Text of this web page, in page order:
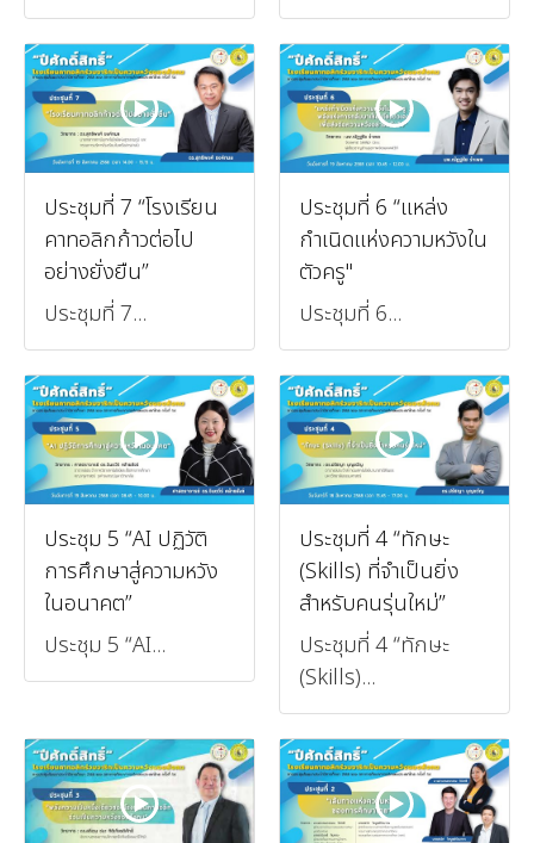
ประชุมที่ 7 “โรงเรียน
คาทอลิกก้าวต่อไป
อย่างยั่งยืน”
ประชุมที่ 7...
ประชุมที่ 6 “แหล่ง
กำเนิดแห่งความหวังใน
ตัวครู"
ประชุมที่ 6...
ประชุม 5 “AI ปฏิวัติ
การศึกษาสู่ความหวัง
ในอนาคต”
ประชุม 5 “AI...
ประชุมที่ 4 “ทักษะ
(Skills) ที่จำเป็นยิ่ง
สำหรับคนรุ่นใหม่”
ประชุมที่ 4 “ทักษะ
(Skills)...